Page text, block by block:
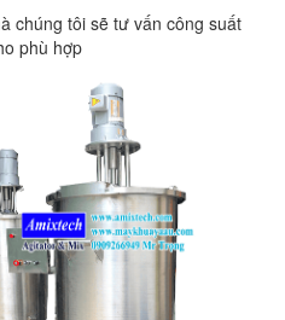
chúng tôi sẽ tư vấn công suất
phù hợp